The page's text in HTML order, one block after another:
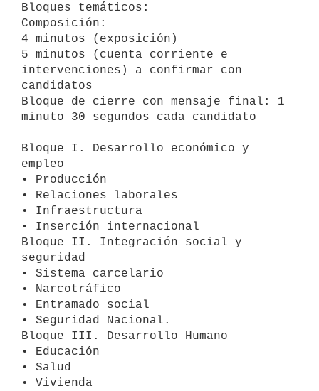
Bloques temáticos:
Composición:
4 minutos (exposición)
5 minutos (cuenta corriente e
intervenciones) a confirmar con
candidatos
Bloque de cierre con mensaje final: 1
minuto 30 segundos cada candidato
Bloque I. Desarrollo económico y
empleo
• Producción
• Relaciones laborales
• Infraestructura
• Inserción internacional
Bloque II. Integración social y
seguridad
• Sistema carcelario
• Narcotráfico
• Entramado social
• Seguridad Nacional.
Bloque III. Desarrollo Humano
• Educación
• Salud
• Vivienda